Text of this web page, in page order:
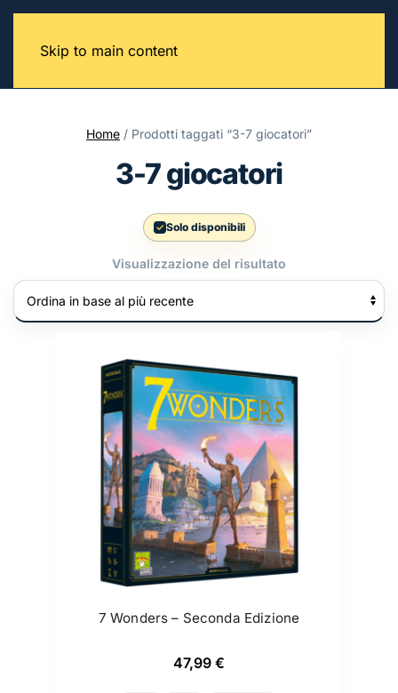
Skip to main content
Home / Prodotti taggati “3-7 giocatori”
3-7 giocatori
Solo disponibili
Visualizzazione del risultato
7 Wonders – Seconda Edizione
47,99 €